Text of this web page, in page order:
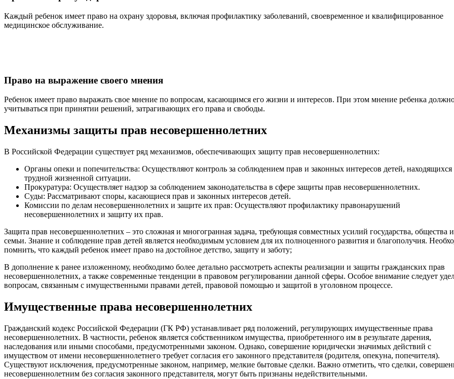
Каждый ребенок имеет право на охрану здоровья, включая профилактику заболеваний, своевременное и квалифицированное
медицинское обслуживание.
Право на выражение своего мнения
Ребенок имеет право выражать свое мнение по вопросам, касающимся его жизни и интересов. При этом мнение ребенка
учитываться при принятии решений, затрагивающих его права и свободы.
Механизмы защиты прав несовершеннолетних
В Российской Федерации существует ряд механизмов, обеспечивающих защиту прав несовершеннолетних:
Органы опеки и попечительства: Осуществляют контроль за соблюдением прав и законных интересов детей, находящихся
трудной жизненной ситуации.
Прокуратура: Осуществляет надзор за соблюдением законодательства в сфере защиты прав несовершеннолетних.
Суды: Рассматривают споры, касающиеся прав и законных интересов детей.
Комиссии по делам несовершеннолетних и защите их прав: Осуществляют профилактику правонарушений
несовершеннолетних и защиту их прав.
Защита прав несовершеннолетних – это сложная и многогранная задача, требующая совместных усилий государства, общества и
семьи. Знание и соблюдение прав детей является необходимым условием для их полноценного развития и благополучия.
помнить, что каждый ребенок имеет право на достойное детство, защиту и заботу;
В дополнение к ранее изложенному, необходимо более детально рассмотреть аспекты реализации и защиты гражданских прав
несовершеннолетних, а также современные тенденции в правовом регулировании данной сферы. Особое внимание следует
вопросам, связанным с имущественными правами детей, правовой помощью и защитой в уголовном процессе.
Имущественные права несовершеннолетних
Гражданский кодекс Российской Федерации (ГК РФ) устанавливает ряд положений, регулирующих имущественные права
несовершеннолетних. В частности, ребенок является собственником имущества, приобретенного им в результате дарения,
наследования или иными способами, предусмотренными законом. Однако, совершение юридически значимых действий с
имуществом от имени несовершеннолетнего требует согласия его законного представителя (родителя, опекуна, попечителя).
Существуют исключения, предусмотренные законом, например, мелкие бытовые сделки. Важно отметить, что сделки,
несовершеннолетним без согласия законного представителя, могут быть признаны недействительными.